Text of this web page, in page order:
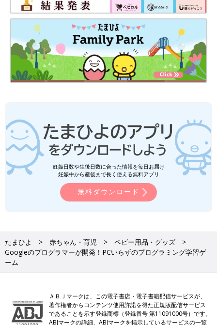
妊娠日数や生後日数に合った情報を毎日お届け
妊娠中から産後まで長く使える無料アプリ
無料ダウンロード
たまひよ 赤ちゃん・育児
ベビー用品・グッズ
Googleのプログラマーが開発！PCいらずのプログラミング学習ゲ
ーム
ＡＢＪマークは、この電子書店・電子書籍配信サービスが、
著作権者からコンテンツ使用許諾を得た正規版配信サービス
であることを示す登録商標（登録番号 第11091000号）です。
ABJマークの詳細、ABJマークを掲示しているサービスの一覧